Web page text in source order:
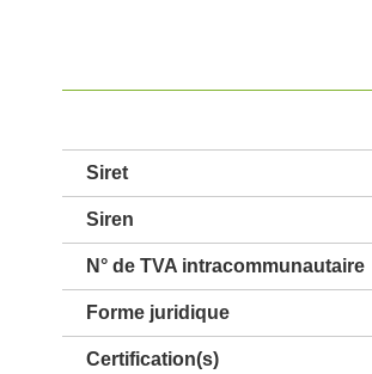
Siret
Siren
N° de TVA intracommunautaire
Forme juridique
Certification(s)